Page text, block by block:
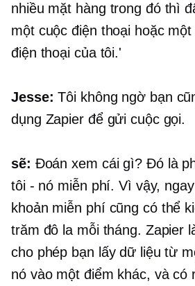
nhiều mặt hàng trong đó thì
một cuộc điện thoại hoặc
điện thoại của tôi.'
Jesse: Tôi không ngờ bạn
dụng Zapier để gửi cuộc gọi.
sẽ: Đoán xem cái gì? Đó là
tôi - nó miễn phí. Vì vậy,
khoản miễn phí cũng có thể
trăm đô la mỗi tháng. Zapier
cho phép bạn lấy dữ liệu từ
nó vào một điểm khác, và có